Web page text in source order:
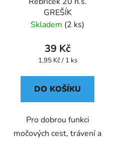
GREŠÍK
Skladem (2 ks)
39 Kč
Měrná
1,95 Kč / 1 ks
DO KOŠÍKU
Pro dobrou funkci
močových cest, trávení a